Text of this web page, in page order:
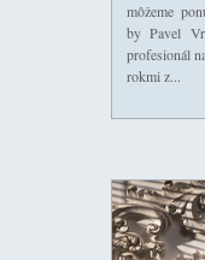
môžeme
by Pavel
profesionál
rokmi z...